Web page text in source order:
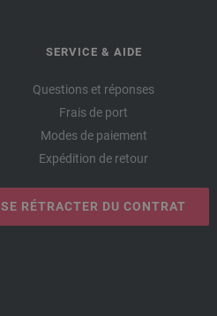
SERVICE & AIDE
Questions et réponses
Frais de port
Modes de paiement
Expédition de retour
SE RÉTRACTER DU CONTRAT